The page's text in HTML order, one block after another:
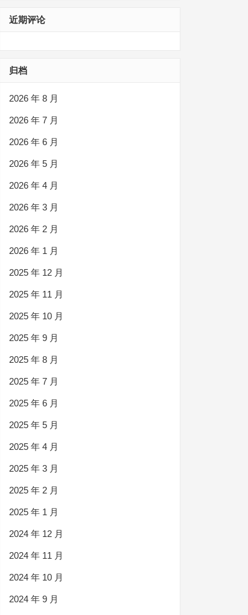
近期评论
归档
2026 年 8 月
2026 年 7 月
2026 年 6 月
2026 年 5 月
2026 年 4 月
2026 年 3 月
2026 年 2 月
2026 年 1 月
2025 年 12 月
2025 年 11 月
2025 年 10 月
2025 年 9 月
2025 年 8 月
2025 年 7 月
2025 年 6 月
2025 年 5 月
2025 年 4 月
2025 年 3 月
2025 年 2 月
2025 年 1 月
2024 年 12 月
2024 年 11 月
2024 年 10 月
2024 年 9 月